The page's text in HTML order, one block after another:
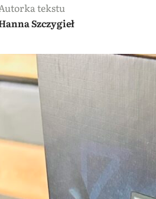
tekstu
Szczygieł